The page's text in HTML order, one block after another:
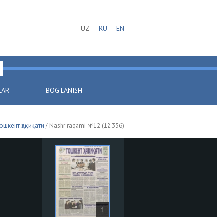
UZ RU EN
BOG'LANISH
ҳақиқати / Nashr raqami №12 (12.336)
1